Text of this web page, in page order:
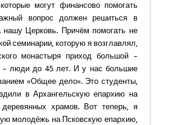
могут финансово помогать
вопрос должен решиться в
нашу Церковь. Причём помогать не
семинарии, которую я возглавлял,
монастыря приход большой –
– люди до 45 лет. И у нас большие
«Общее дело». Это студенты,
в Архангельскую епархию на
деревянных храмов. Вот теперь, я
молодёжь на Псковскую епархию,